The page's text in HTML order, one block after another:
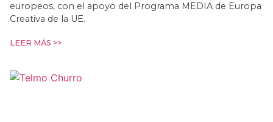
europeos, con el apoyo del Programa MEDIA de Europa
Creativa de la UE.
LEER MÁS >>